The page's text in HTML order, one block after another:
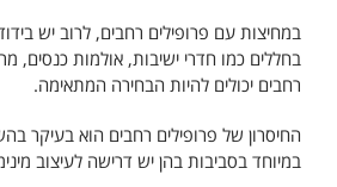
במחיצות עם פרופילים רחבים, לרוב יש
בחללים כמו חדרי ישיבות, אולמות
רחבים יכולים להיות הבחירה המתאימה.
החיסרון של פרופילים רחבים הוא בעיקר
במיוחד בסביבות בהן יש דרישה לעיצוב